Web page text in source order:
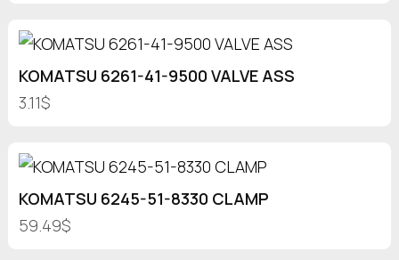
KOMATSU 6261-41-9500 VALVE ASS
3.11$
KOMATSU 6245-51-8330 CLAMP
59.49$